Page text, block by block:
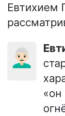
Евтихием
👨🏻‍🦳
«он